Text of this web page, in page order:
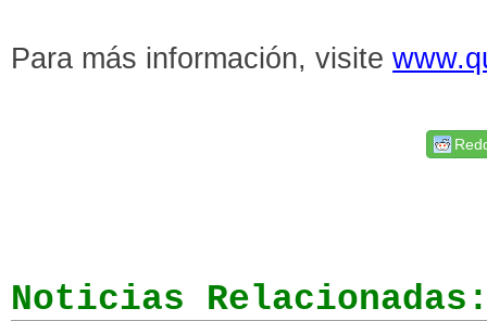
Para más información, visite
Noticias